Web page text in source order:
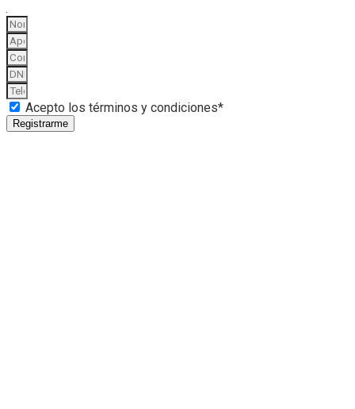
Acepto los términos y condiciones*
Registrarme